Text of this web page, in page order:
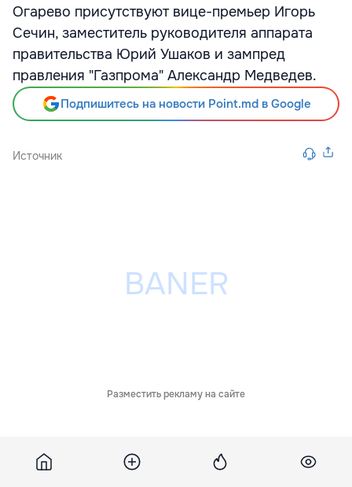
Огарево присутствуют вице-премьер Игорь
Сечин, заместитель руководителя аппарата
правительства Юрий Ушаков и зампред
правления "Газпрома" Александр Медведев.
Подпишитесь на новости Point.md в Google
Источник
Разместить рекламу на сайте
Похожие новости